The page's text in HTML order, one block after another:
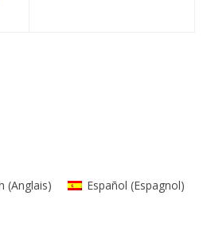
(Anglais) Español (Espagnol)